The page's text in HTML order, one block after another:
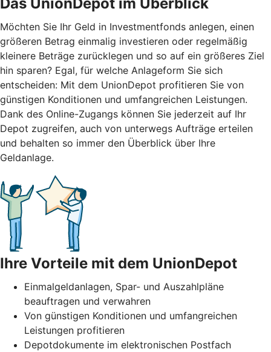
Möchten Sie Ihr Geld in Investmentfonds anlegen, einen
größeren Betrag einmalig investieren oder regelmäßig
kleinere Beträge zurücklegen und so auf ein größeres Ziel
hin sparen? Egal, für welche Anlageform Sie sich
entscheiden: Mit dem UnionDepot profitieren Sie von
günstigen Konditionen und umfangreichen Leistungen.
Dank des Online-Zugangs können Sie jederzeit auf Ihr
Depot zugreifen, auch von unterwegs Aufträge erteilen
und behalten so immer den Überblick über Ihre
Geldanlage.
Ihre Vorteile mit dem UnionDepot
Einmalgeldanlagen, Spar- und Auszahlpläne
beauftragen und verwahren
Von günstigen Konditionen und umfangreichen
Leistungen profitieren
Depotdokumente im elektronischen Postfach